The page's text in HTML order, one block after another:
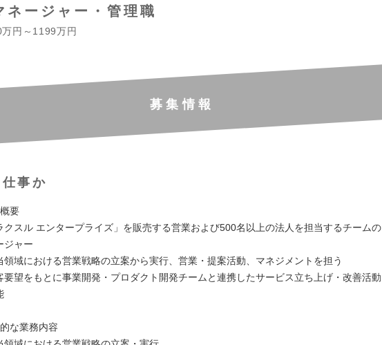
ネージャー・管理職
円～1199万円
募集情報
事か
要
クスル エンタープライズ」を販売する営業および500名以上の法人を担当するチームの
ジャー
領域における営業戦略の立案から実行、営業・提案活動、マネジメントを担う
要望をもとに事業開発・プロダクト開発チームと連携したサービス立ち上げ・改善活動
な業務内容